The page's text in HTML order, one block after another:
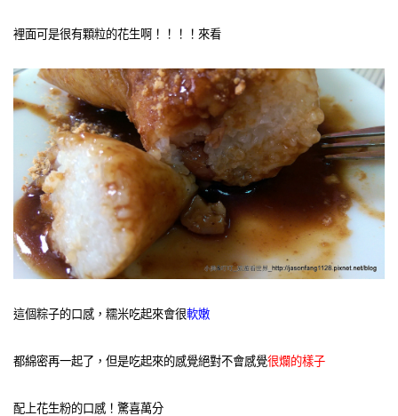
裡面可是很有顆粒的花生啊！！！！來看
這個粽子的口感，糯米吃起來會很軟嫩
都綿密再一起了，但是吃起來的感覺絕對不會感覺很爛的樣子
配上花生粉的口感！驚喜萬分